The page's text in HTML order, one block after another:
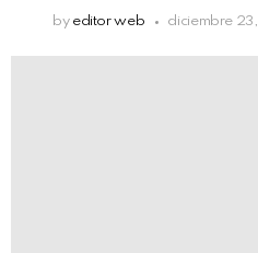
by editor web diciembre